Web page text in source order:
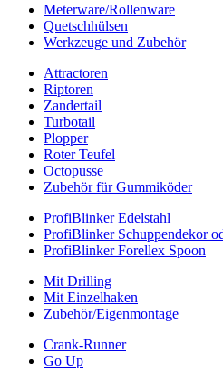
Meterware/Rollenware
Quetschhülsen
Werkzeuge und Zubehör
Attractoren
Riptoren
Zandertail
Turbotail
Plopper
Roter Teufel
Octopusse
Zubehör für Gummiköder
ProfiBlinker Edelstahl
ProfiBlinker Schuppendekor
ProfiBlinker Forellex Spoon
Mit Drilling
Mit Einzelhaken
Zubehör/Eigenmontage
Crank-Runner
Go Up